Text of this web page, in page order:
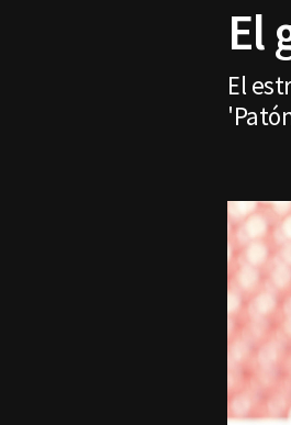
El
El